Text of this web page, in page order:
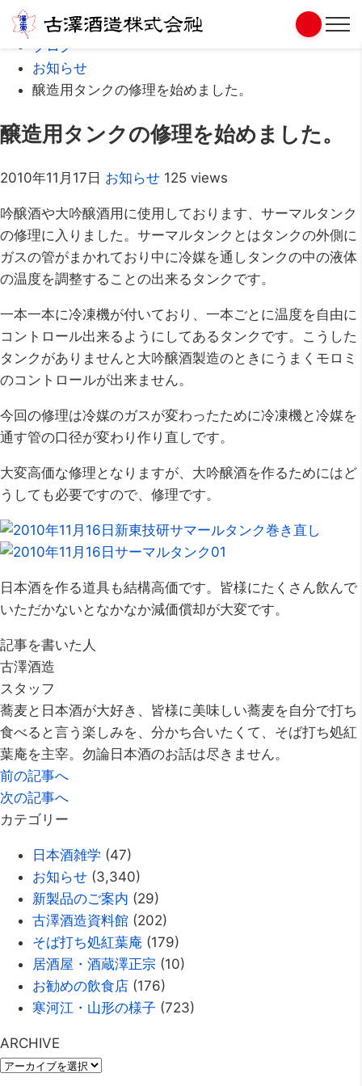
Home
ブログ
お知らせ
醸造用タンクの修理を始めました。
醸造用タンクの修理を始めました。
2010年11月17日 お知らせ 125 views
吟醸酒や大吟醸酒用に使用しております、サーマルタンク
の修理に入りました。サーマルタンクとはタンクの外側に
ガスの管がまかれており中に冷媒を通しタンクの中の液体
の温度を調整することの出来るタンクです。
一本一本に冷凍機が付いており、一本ごとに温度を自由に
コントロール出来るようにしてあるタンクです。こうした
タンクがありませんと大吟醸酒製造のときにうまくモロミ
のコントロールが出来ません。
今回の修理は冷媒のガスが変わったために冷凍機と冷媒を
通す管の口径が変わり作り直しです。
大変高価な修理となりますが、大吟醸酒を作るためにはど
うしても必要ですので、修理です。
日本酒を作る道具も結構高価です。皆様にたくさん飲んで
いただかないとなかなか減価償却が大変です。
記事を書いた人
古澤酒造
スタッフ
蕎麦と日本酒が大好き、皆様に美味しい蕎麦を自分で打ち
食べると言う楽しみを、分かち合いたくて、そば打ち処紅
葉庵を主宰。勿論日本酒のお話は尽きません。
前の記事へ
次の記事へ
カテゴリー
日本酒雑学 (47)
お知らせ (3,340)
新製品のご案内 (29)
古澤酒造資料館 (202)
そば打ち処紅葉庵 (179)
居酒屋・酒蔵澤正宗 (10)
お勧めの飲食店 (176)
寒河江・山形の様子 (723)
ARCHIVE